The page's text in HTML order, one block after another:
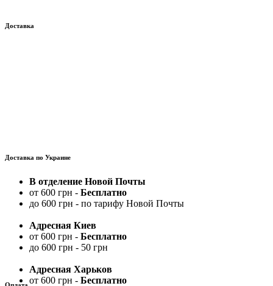
Доставка
Доставка по Украине
В отделение Новой Почты
от 600 грн - Бесплатно
до 600 грн - по тарифу Новой Почты
Адресная Киев
от 600 грн - Бесплатно
до 600 грн - 50 грн
Адресная Харьков
от 600 грн - Бесплатно